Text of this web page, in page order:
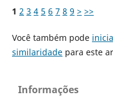
1 2 3 4 5 6 7 8 9 > >>
Você também pode
similaridadepara este
Informações